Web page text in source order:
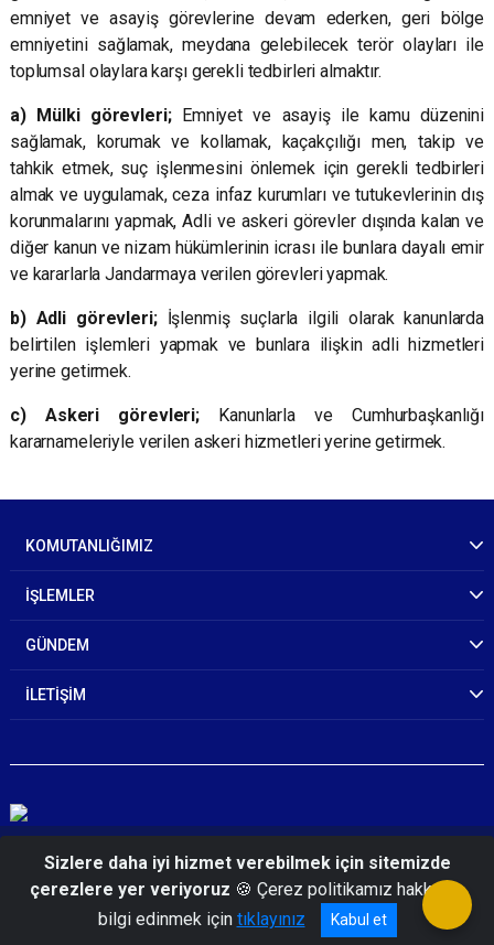
emniyet ve asayiş görevlerine devam ederken, geri bölge
emniyetini sağlamak, meydana gelebilecek terör olayları ile
toplumsal olaylara karşı gerekli tedbirleri almaktır.
a) Mülki görevleri;Emniyet ve asayiş ile kamu düzenini
sağlamak, korumak ve kollamak, kaçakçılığı men, takip ve
tahkik etmek, suç işlenmesini önlemek için gerekli tedbirleri
almak ve uygulamak, ceza infaz kurumları ve tutukevlerinin dış
korunmalarını yapmak, Adli ve askeri görevler dışında kalan ve
diğer kanun ve nizam hükümlerinin icrası ile bunlara dayalı emir
ve kararlarla Jandarmaya verilen görevleri yapmak.
b) Adli görevleri;İşlenmiş suçlarla ilgili olarak kanunlarda
belirtilen işlemleri yapmak ve bunlara ilişkin adli hizmetleri
yerine getirmek.
c) Askeri görevleri; Kanunlarla ve Cumhurbaşkanlığı
kararnameleriyle verilen askeri hizmetleri yerine getirmek.
KOMUTANLIĞIMIZ
İŞLEMLER
GÜNDEM
İLETİŞİM
© 2026 Muğla İl Jandarma Komutanlığı
Sizlere daha iyi hizmet verebilmek için sitemizde
çerezlere yer veriyoruz 🍪 Çerez politikamız hakkında
bilgi edinmek için tıklayınız Kabul et